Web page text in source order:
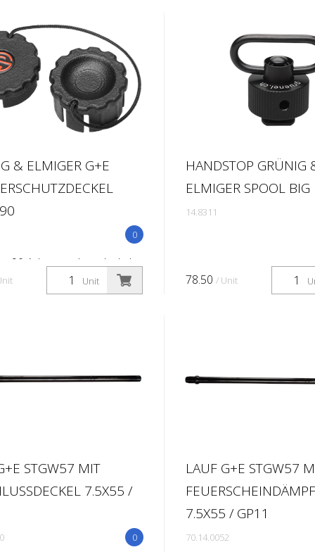
& ELMIGER G+E
0
90 Adapterschutzdeckel
Unit
HANDSTOP GRÜNIG
ELMIGER SPOOL BIG
14.8311
78.50 / Unit
STGW57 MIT
7.5X55 /
0
LAUF G+E STGW57
7.5X55 / GP11
70.14.0052